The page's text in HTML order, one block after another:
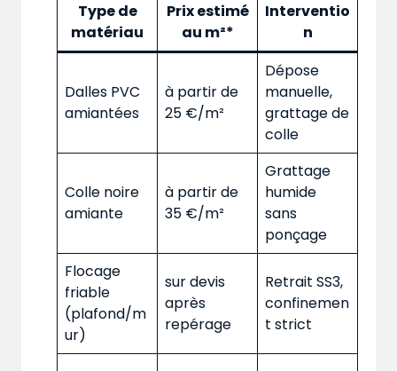
Type de
matériau
Prix estimé
au m²*
Interventio
n
Dalles PVC
amiantées
à partir de
25 €/m²
Dépose
manuelle,
grattage de
colle
Colle noire
amiante
à partir de
35 €/m²
Grattage
humide
sans
ponçage
Flocage
friable
(plafond/m
ur)
sur devis
après
repérage
Retrait SS3,
confinemen
t strict